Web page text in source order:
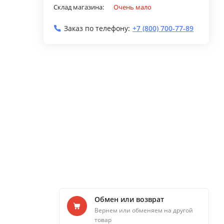
Склад магазина: Очень мало
Заказ по телефону: +7 (800) 700-77-89
Обмен или возврат
Вернем или обменяем на другой
товар